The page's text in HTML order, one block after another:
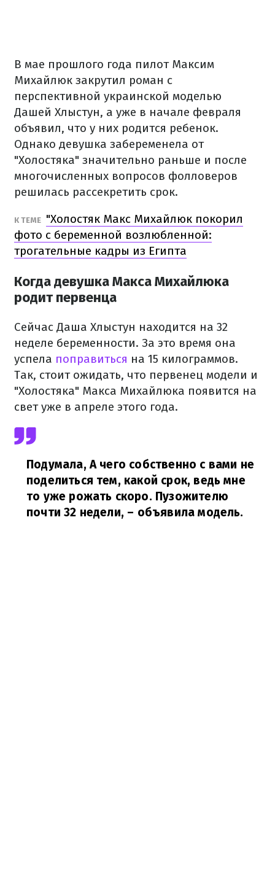
В мае прошлого года пилот Максим
Михайлюк закрутил роман с
перспективной украинской моделью
Дашей Хлыстун, а уже в начале февраля
объявил, что у них родится ребенок.
Однако девушка забеременела от
"Холостяка" значительно раньше и после
многочисленных вопросов фолловеров
решилась рассекретить срок.
К ТЕМЕ "Холостяк Макс Михайлюк покорил
фото с беременной возлюбленной:
трогательные кадры из Египта
Когда девушка Макса Михайлюка
родит первенца
Сейчас Даша Хлыстун находится на 32
неделе беременности. За это время она
успела поправиться на 15 килограммов.
Так, стоит ожидать, что первенец модели и
"Холостяка" Макса Михайлюка появится на
свет уже в апреле этого года.
Подумала, А чего собственно с вами не
поделиться тем, какой срок, ведь мне
то уже рожать скоро. Пузожителю
почти 32 недели, – объявила модель.